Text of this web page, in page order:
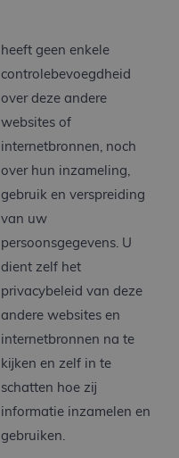
heeft geen enkele
controlebevoegdheid
over deze andere
websites of
internetbronnen, noch
over hun inzameling,
gebruik en verspreiding
van uw
persoonsgegevens. U
dient zelf het
privacybeleid van deze
andere websites en
internetbronnen na te
kijken en zelf in te
schatten hoe zij
informatie inzamelen en
gebruiken.